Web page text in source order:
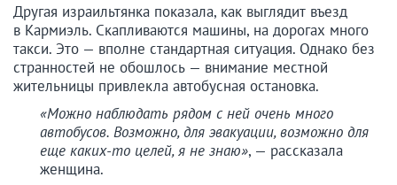
Другая израильтянка показала, как выглядит въезд
в Кармиэль. Скапливаются машины, на дорогах много
такси. Это — вполне стандартная ситуация. Однако без
странностей не обошлось — внимание местной
жительницы привлекла автобусная остановка.
«Можно наблюдать рядом с ней очень много
автобусов. Возможно, для эвакуации, возможно для
еще каких-то целей, я не знаю», — рассказала
женщина.